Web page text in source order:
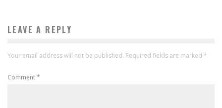
LEAVE A REPLY
Your email address will not be published. Required fields are marked *
Comment*